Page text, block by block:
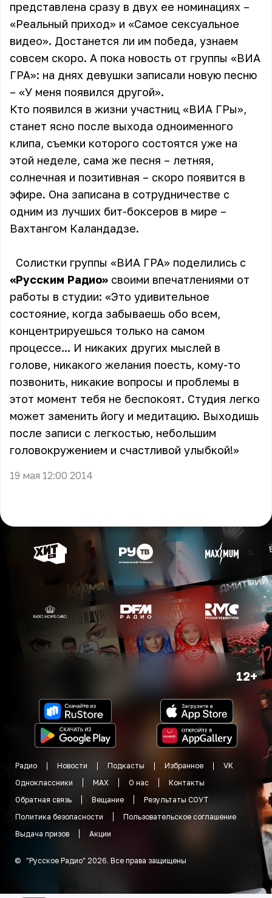
представлена сразу в двух ее номинациях –
«Реальный приход» и «Самое сексуальное
видео». Достанется ли им победа, узнаем
совсем скоро. А пока новость от группы «ВИА
ГРА»: на днях девушки записали новую песню
– «У меня появился другой».
Кто появился в жизни участниц «ВИА ГРы»,
станет ясно после выхода одноименного
клипа, съемки которого состоятся уже на
этой неделе, сама же песня – летняя,
солнечная и позитивная – скоро появится в
эфире. Она записана в сотрудничестве с
одним из лучших бит-боксеров в мире –
Вахтангом Каландадзе.
Солистки группы «ВИА ГРА» поделились с
«Русским Радио» своими впечатлениями от
работы в студии: «Это удивительное
состояние, когда забываешь обо всем,
концентрируешься только на самом
процессе... И никаких других мыслей в
голове, никакого желания поесть, кому-то
позвонить, никакие вопросы и проблемы в
этот момент тебя не беспокоят. Студия легко
может заменить йогу и медитацию. Выходишь
после записи с легкостью, небольшим
головокружением и счастливой улыбкой!»
19 мая 12:00 2014
12+
Радио Новости Подкасты Избранное
VK
Одноклассники
MAX О нас
Контакты
Обратная связь
Вещание
Результаты СОУТ
Политика безопасности
Пользовательское соглашение
Выдача призов
Акции
© "Русское Радио" 2026. Все права защищены